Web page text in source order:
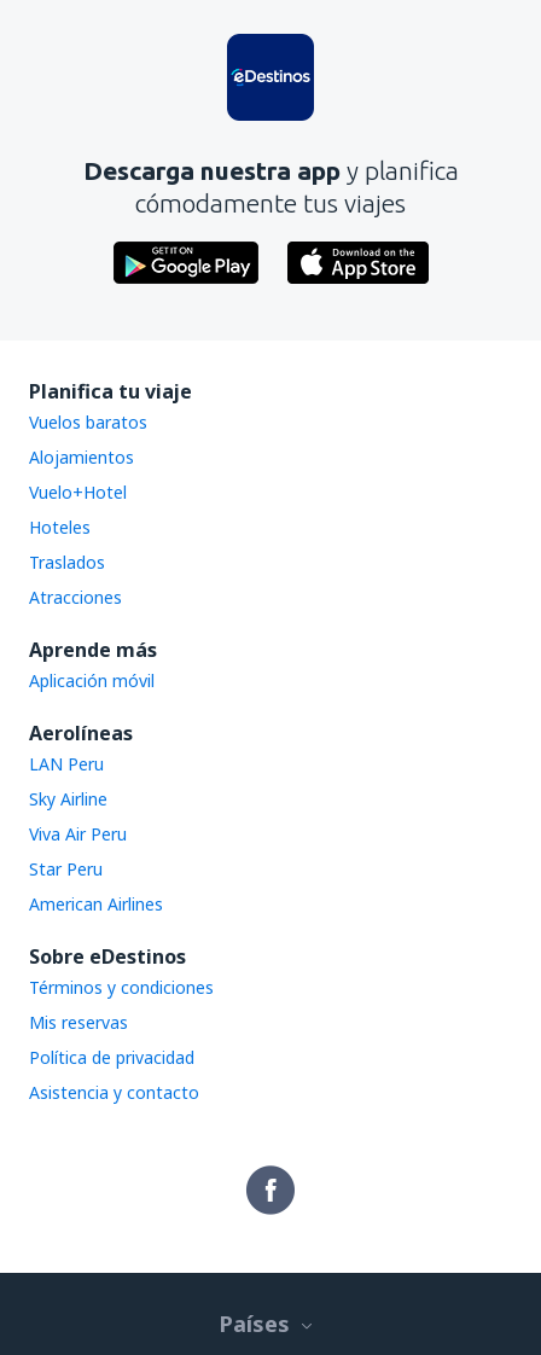
Descarga nuestra app y planifica
cómodamente tus viajes
Planifica tu viaje
Vuelos baratos
Alojamientos
Vuelo+Hotel
Hoteles
Traslados
Atracciones
Aprende más
Aplicación móvil
Aerolíneas
LAN Peru
Sky Airline
Viva Air Peru
Star Peru
American Airlines
Sobre eDestinos
Términos y condiciones
Mis reservas
Política de privacidad
Asistencia y contacto
Países